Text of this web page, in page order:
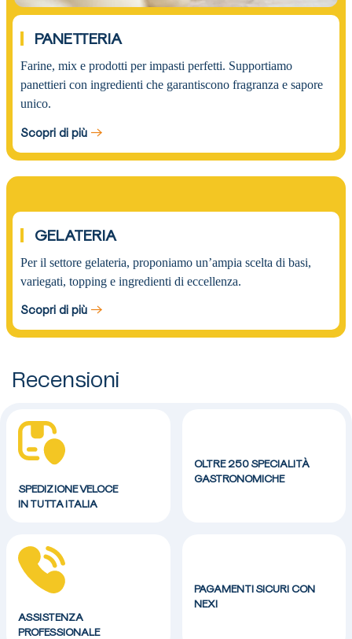
PANETTERIA
Farine, mix e prodotti per impasti perfetti. Supportiamo
panettieri con ingredienti che garantiscono fragranza e sapore
unico.
Scopri di più
03.
GELATERIA
Per il settore gelateria, proponiamo un’ampia scelta di basi,
variegati, topping e ingredienti di eccellenza.
Scopri di più
Recensioni
SPEDIZIONE VELOCE
IN TUTTA ITALIA
OLTRE 250 SPECIALITÀ
GASTRONOMICHE
ASSISTENZA
PROFESSIONALE
PAGAMENTI SICURI CON
NEXI